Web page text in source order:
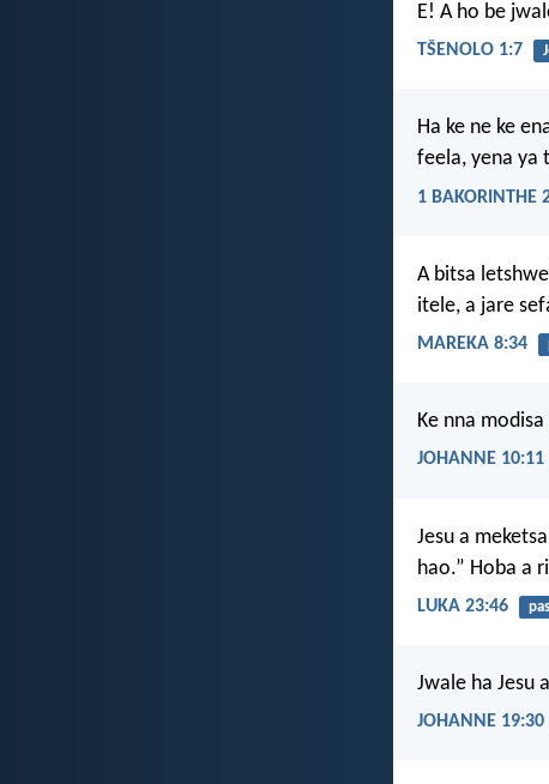
E! A ho be
TŠENOLO 1:7
Ha ke ne ke
feela, yena ya
1 BAKORINTHE
A bitsa
itele, a jare
MAREKA 8:34
Ke nna
JOHANNE 10:11
Jesu a
hao.” Hoba a
LUKA 23:46
Jwale ha Jesu
JOHANNE 19:30